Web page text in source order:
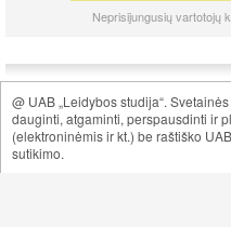
Neprisijungusių vartotojų
@ UAB „Leidybos studija“.
dauginti, atgaminti, perspausdinti ir
(elektroninėmis ir kt.) be raštiško
sutikimo.